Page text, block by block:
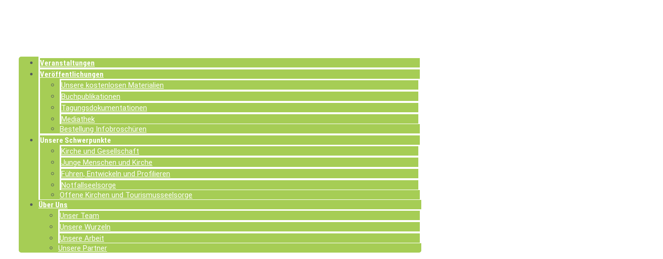
Veranstaltungen
Veröffentlichungen
Unsere kostenlosen Materialien
Buchpublikationen
Tagungsdokumentationen
Mediathek
Bestellung Infobroschüren
Unsere Schwerpunkte
Kirche und Gesellschaft
Junge Menschen und Kirche
Führen, Entwickeln und Profilieren
Notfallseelsorge
Offene Kirchen und Tourismusseelsorge
Über Uns
Unser Team
Unsere Wurzeln
Unsere Arbeit
Unsere Partner